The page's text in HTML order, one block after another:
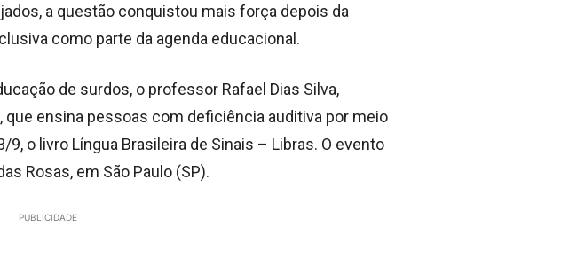
a questão conquistou mais força depois da
como parte da agenda educacional.
de surdos, o professor Rafael Dias Silva,
ensina pessoas com deficiência auditiva por meio
9, o livro Língua Brasileira de Sinais – Libras. O evento
Rosas, em São Paulo (SP).
PUBLICIDADE